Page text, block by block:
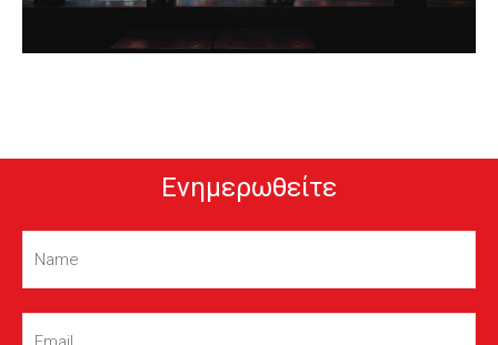
Ενημερωθείτε
Name(Required)
Email(Required)